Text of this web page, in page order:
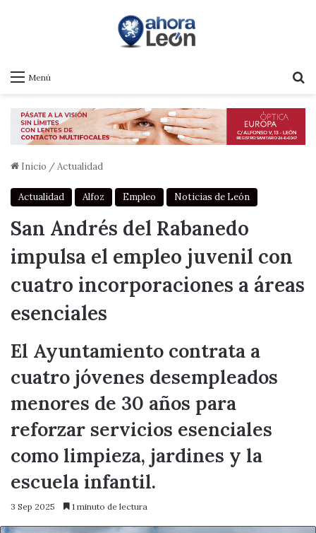
Menú
Inicio /Actualidad
Actualidad Alfoz Empleo Noticias de León
San Andrés del Rabanedo
impulsa el empleo juvenil con
cuatro incorporaciones a áreas
esenciales
El Ayuntamiento contrata a
cuatro jóvenes desempleados
menores de 30 años para
reforzar servicios esenciales
como limpieza, jardines y la
escuela infantil.
3 Sep 2025 1 minuto de lectura